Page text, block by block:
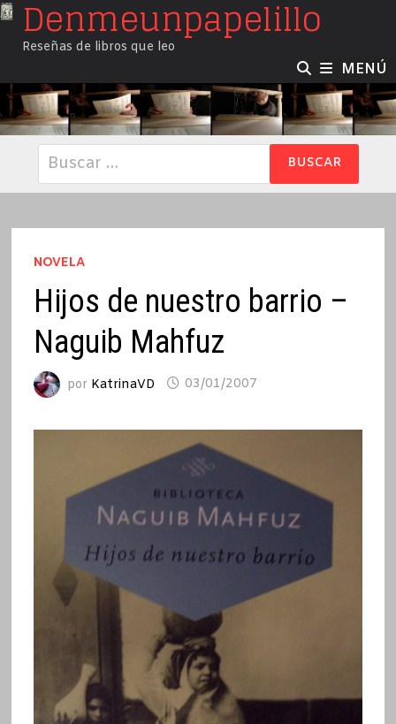
SaltarDenmeunpapelillo
Reseñas de libros que leo
MENÚ
Buscar:
NOVELA
Hijos de nuestro barrio –
Naguib Mahfuz
por KatrinaVD 03/01/2007